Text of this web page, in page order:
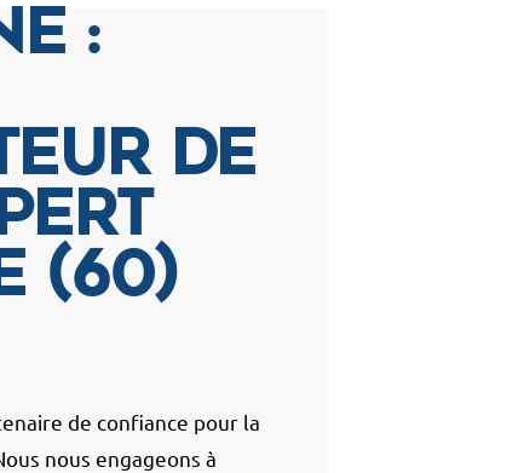
:
de
(60)
de confiance pour la
nous engageons à